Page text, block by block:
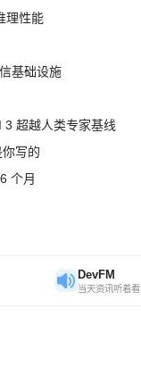
理性能
基础设施
3 超越人类专家基线
写的
个月
DevFM
当天资讯听着看